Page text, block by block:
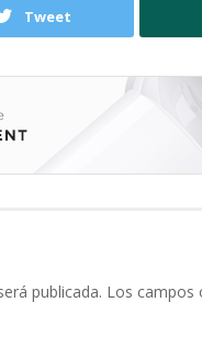
Tweet
publicada. Los campos